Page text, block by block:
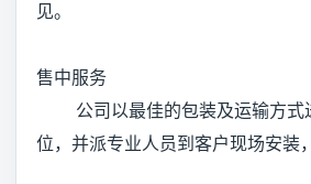
见。
售中服务
公司以最佳的包装及运输方式
位，并派专业人员到客户现场安装